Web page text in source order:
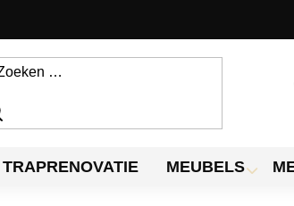
TRAPRENOVATIE MEUBELS